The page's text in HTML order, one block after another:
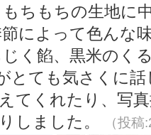
ちもちの生地に
によって色んな
く餡、黒米のく
とても気さくに
てくれたり、写
しました。
（投